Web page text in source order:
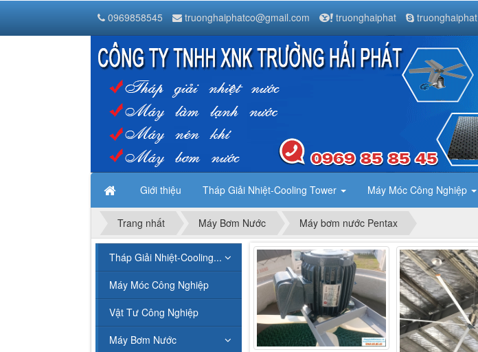
Hà Nội
Giới thiệu Tháp Giải Nhiệt-Cooling Tower Máy Móc Công Nghiệp
0969858545 truonghaiphatco@gmail.com truonghaiphat truonghaiphat
Trang nhất Máy Bơm Nước Máy bơm nước Pentax
Tháp Giải Nhiệt-Cooling...
Máy Móc Công Nghiệp
Vật Tư Công Nghiệp
Máy Bơm Nước